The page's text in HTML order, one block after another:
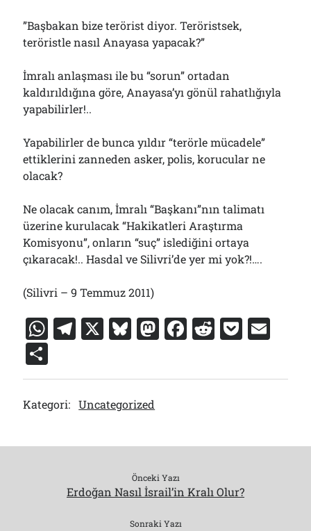
”Başbakan bize terörist diyor. Teröristsek,
teröristle nasıl Anayasa yapacak?”
İmralı anlaşması ile bu “sorun” ortadan
kaldırıldığına göre, Anayasa’yı gönül rahatlığıyla
yapabilirler!..
Yapabilirler de bunca yıldır “terörle mücadele”
ettiklerini zanneden asker, polis, korucular ne
olacak?
Ne olacak canım, İmralı “Başkanı”nın talimatı
üzerine kurulacak “Hakikatleri Araştırma
Komisyonu”, onların “suç” islediğini ortaya
çıkaracak!.. Hasdal ve Silivri’de yer mi yok?!….
(Silivri – 9 Temmuz 2011)
W
at
s
A
p
T
e
gr
a
m
X Bl
e
s
k
y
M
st
o
F
c
o
k
R
d
P
c ai
h
ar
e
Kategori: Uncategorized
Önceki Yazı
Erdoğan Nasıl İsrail’in Kralı Olur?
Sonraki Yazı